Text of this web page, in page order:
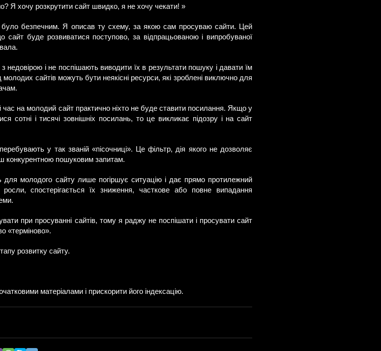
Я хочу розкрутити сайт швидко, я не хочу чекати! »
було безпечним. Я описав ту схему, за якою сам просуваю сайти. Цей
сайт буде розвиватися поступово, за відпрацьованою і випробуваної
і не поспішають виводити їх в результати пошуку і давати їм
молодих сайтів можуть бути неякісні ресурси, які зроблені виключно для
на молодий сайт практично ніхто не буде ставити посилання. Якщо у
сотні і тисячі зовнішніх посилань, то це викликає підозру і на сайт
у так званій «пісочниці». Це фільтр, дія якого не дозволяє
конкурентною пошуковим запитам.
для молодого сайту лише погіршує ситуацію і дає прямо протилежний
спостерігається їх зниження, часткове або повне випадання
при просуванні сайтів, тому я раджу не поспішати і просувати сайт
«терміново».
розвитку сайту.
матеріалами і прискорити його індексацію.